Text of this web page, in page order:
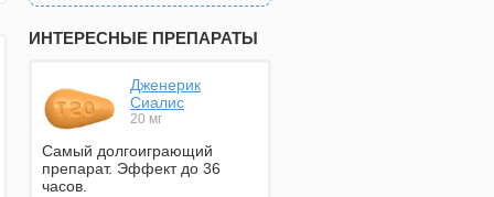
ИНТЕРЕСНЫЕ ПРЕПАРАТЫ
Дженерик
Сиалис
20 мг
Самый долгоиграющий
препарат. Эффект до 36
часов.